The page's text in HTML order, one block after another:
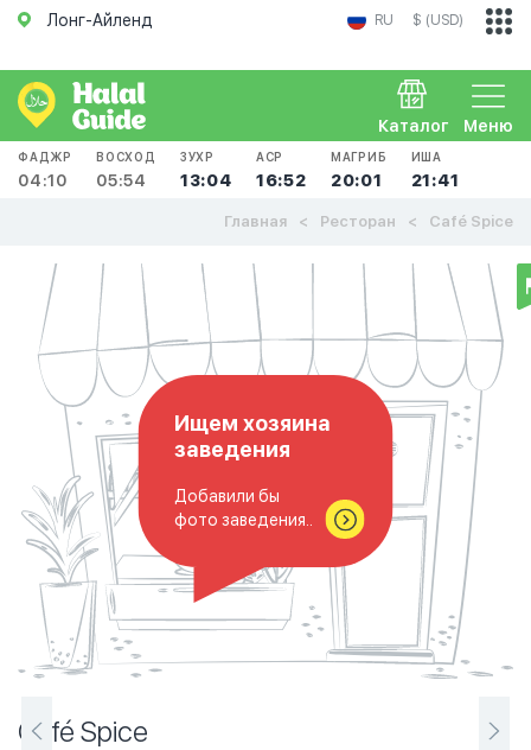
Лонг-Айленд RU $ (USD)
Меню
Каталог
ФАДЖР
04:10
ВОСХОД
05:54
ЗУХР
13:04
АСР
16:52
МАГРИБ
20:01
ИША
21:41
Главная Ресторан Café Spice
Ищем хозяина
заведения
Добавили бы
фото заведения..
Café Spice